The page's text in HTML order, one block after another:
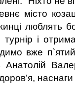
місто
люблять
і
вже
Анатолій
наснаги